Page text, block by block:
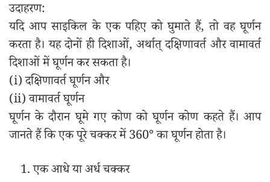
उदाहरण:
यदि आप साइकिल के एक पहिए को घुमाते हैं, तो वह घूर्णन
करता है। यह दोनों ही दिशाओं, अर्थात् दक्षिणावर्त और वामावर्त
दिशाओं में घूर्णन कर सकता है।
(i) दक्षिणावर्त घूर्णन और
(ii) वामावर्त घूर्णन
घूर्णन के दौरान घूमे गए कोण को घूर्णन कोण कहते हैं। आप
जानते हैं कि एक पूरे चक्कर में 360° का घूर्णन होता है।
एक आधे या अर्ध चक्कर